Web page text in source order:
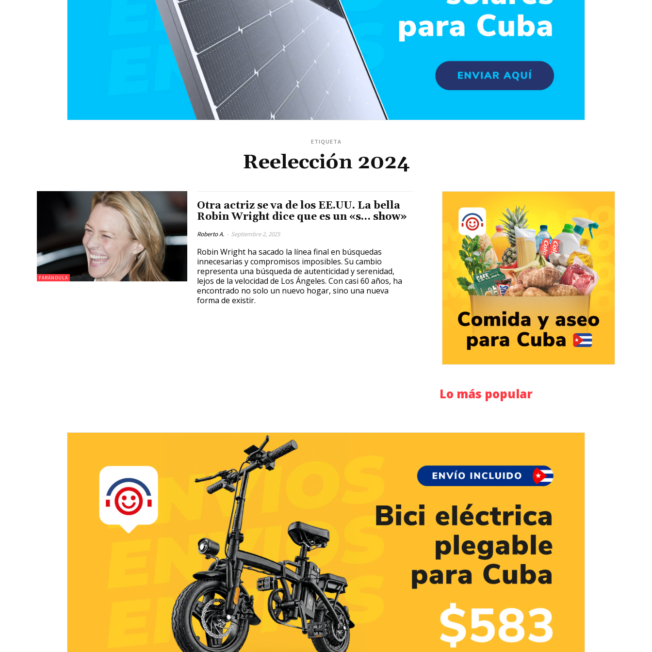
ETIQUETA
Reelección 2024
FARÁNDULA
Otra actriz se va de los EE.UU. La bella
Robin Wright dice que es un «s… show»
Roberto A. - Septiembre 2, 2025
Robin Wright ha sacado la línea final en búsquedas
innecesarias y compromisos imposibles. Su cambio
representa una búsqueda de autenticidad y serenidad,
lejos de la velocidad de Los Ángeles. Con casi 60 años, ha
encontrado no solo un nuevo hogar, sino una nueva
forma de existir.
Lo más popular